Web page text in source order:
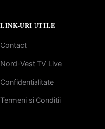
LINK-URI UTILE
Contact
Nord-Vest TV Live
Confidentialitate
Termeni si Conditii